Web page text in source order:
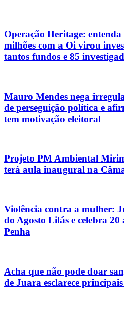
Operação Heritage:
milhões com a Oi virou
tantos fundos e 85
Mauro Mendes nega
de perseguição política e
tem motivação eleitoral
Projeto PM Ambiental
terá aula inaugural na
Violência contra a mulher:
do Agosto Lilás e celebra
Penha
Acha que não pode doar
de Juara esclarece